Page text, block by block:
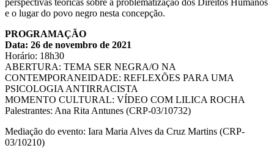
perspectivas teóricas sobre a problematização dos Direitos Humanos
e o lugar do povo negro nesta concepção.
PROGRAMAÇÃO
Data: 26 de novembro de 2021
Horário: 18h30
ABERTURA: TEMA SER NEGRA/O NA
CONTEMPORANEIDADE: REFLEXÕES PARA UMA
PSICOLOGIA ANTIRRACISTA
MOMENTO CULTURAL: VÍDEO COM LILICA ROCHA
Palestrantes: Ana Rita Antunes (CRP-03/10732)
Mediação do evento: Iara Maria Alves da Cruz Martins (CRP-
03/10210)